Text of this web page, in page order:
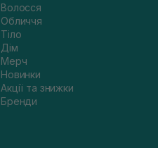
Волосся
Обличчя
Тіло
Дім
Мерч
Новинки
Акції та знижки
Бренди